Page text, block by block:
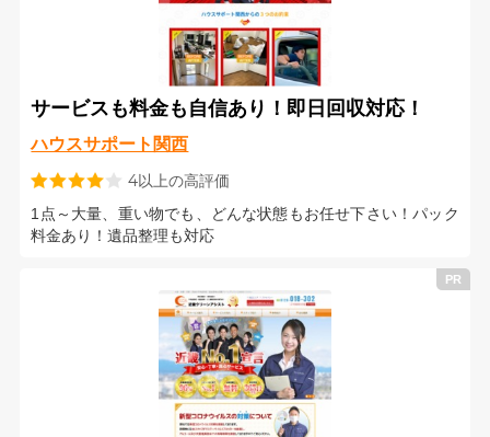
サービスも料金も自信あり！即日回収対応！
ハウスサポート関西
4以上の高評価
1点～大量、重い物でも、どんな状態もお任せ下さい！パック
料金あり！遺品整理も対応